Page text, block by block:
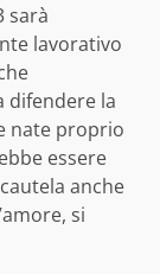
sarà
lavorativo
difendere la
nate proprio
essere
anche
si